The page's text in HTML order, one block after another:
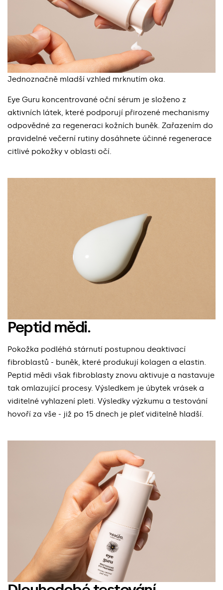
Jednoznačně mladší vzhled mrknutím oka.
Eye Guru koncentrované oční sérum je složeno z
aktivních látek, které podporují přirozené mechanismy
odpovědné za regeneraci kožních buněk. Zařazením do
pravidelné večerní rutiny dosáhnete účinné regenerace
citlivé pokožky v oblasti očí.
Peptid mědi.
Pokožka podléhá stárnutí postupnou deaktivací
fibroblastů - buněk, které produkují kolagen a elastin.
Peptid mědi však fibroblasty znovu aktivuje a nastavuje
tak omlazující procesy. Výsledkem je úbytek vrásek a
viditelné vyhlazení pleti. Výsledky výzkumu a testování
hovoří za vše - již po 15 dnech je pleť viditelně hladší.